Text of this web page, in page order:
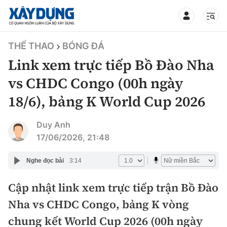
TIN BỘ XÂY DỰNG
CHUYÊN MỤC
Mới nhất
Thời sự
Chính trị
Xã hội
Xây dựng
Chỉ đạo điều hành
Giao thông
THỂ THAO BÓNG ĐÁ
Link xem trực tiếp Bồ Đào Nha
vs CHDC Congo (00h ngày
18/6), bảng K World Cup 2026
Duy Anh
17/06/2026, 21:48
Nghe đọc bài 3:14
Cập nhật link xem trực tiếp trận Bồ Đào
Nha vs CHDC Congo, bảng K vòng
chung kết World Cup 2026 (00h ngày